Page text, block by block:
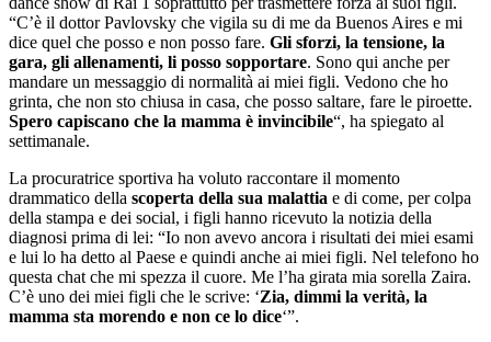
“C’è il dottor Pavlovsky che vigila su di me da Buenos Aires e mi
dice quel che posso e non posso fare. Gli sforzi, la tensione, la
gara, gli allenamenti, li posso sopportare. Sono qui anche per
mandare un messaggio di normalità ai miei figli. Vedono che ho
grinta, che non sto chiusa in casa, che posso saltare, fare le piroette.
Spero capiscano che la mamma è invincibile“, ha spiegato al
settimanale.
La procuratrice sportiva ha voluto raccontare il momento
drammatico della scoperta della sua malattia e di come, per colpa
della stampa e dei social, i figli hanno ricevuto la notizia della
diagnosi prima di lei: “Io non avevo ancora i risultati dei miei esami
e lui lo ha detto al Paese e quindi anche ai miei figli. Nel telefono ho
questa chat che mi spezza il cuore. Me l’ha girata mia sorella Zaira.
C’è uno dei miei figli che le scrive: ‘Zia, dimmi la verità, la
mamma sta morendo e non ce lo dice‘”.